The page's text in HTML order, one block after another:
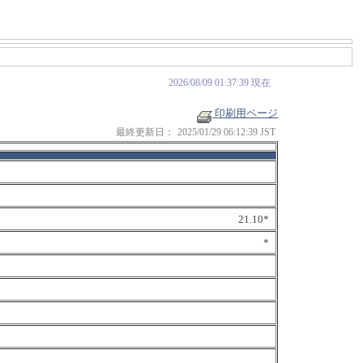
2026/08/09 01:37:39 現在
印刷用ページ
最終更新日： 2025/01/29 06:12:39 JST
21.10*
*